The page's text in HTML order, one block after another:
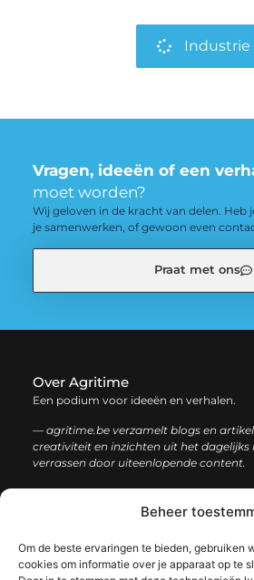
Beheer
Om de beste ervaringen te bieden, gebruiken
cookies om informatie over je apparaat op te
Industrie
Vragen, ideeën of een
moet worden?
Wij geloven in de kracht van delen. Heb
je samenwerken, of gewoon even
Praat met ons
Over Agritime
Een podium voor ideeën en verhalen.
— agritime.be verzamelt blogs en
creativiteit en inzichten uit het dagelijks
verrassen door uiteenlopende content.
Bericht categorie